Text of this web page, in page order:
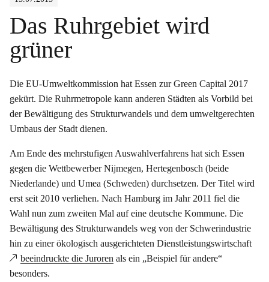
Das Ruhrgebiet wird
grüner
Die EU-Umweltkommission hat Essen zur Green Capital 2017
gekürt. Die Ruhrmetropole kann anderen Städten als Vorbild bei
der Bewältigung des Strukturwandels und dem umweltgerechten
Umbaus der Stadt dienen.
Am Ende des mehrstufigen Auswahlverfahrens hat sich Essen
gegen die Wettbewerber Nijmegen, Hertegenbosch (beide
Niederlande) und Umea (Schweden) durchsetzen. Der Titel wird
erst seit 2010 verliehen. Nach Hamburg im Jahr 2011 fiel die
Wahl nun zum zweiten Mal auf eine deutsche Kommune. Die
Bewältigung des Strukturwandels weg von der Schwerindustrie
hin zu einer ökologisch ausgerichteten Dienstleistungswirtschaft
beeindruckte die Juroren als ein „Beispiel für andere“
besonders.